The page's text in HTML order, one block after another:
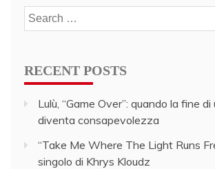
Search
for:
RECENT POSTS
Lulù, “Game Over”: quando la fine di
diventa consapevolezza
“Take Me Where The Light Runs
singolo di Khrys Kloudz